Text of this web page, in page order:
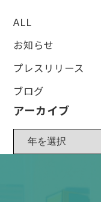
ALL
お知らせ
プレスリリース
ブログ
アーカイブ